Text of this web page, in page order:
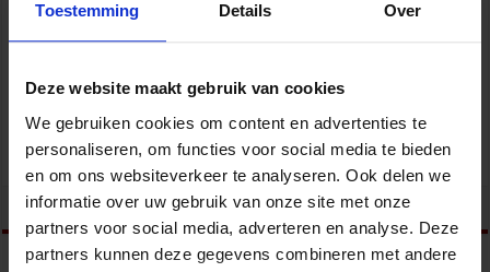
Toestemming Details Over
Deze website maakt gebruik van cookies
We gebruiken cookies om content en advertenties te
personaliseren, om functies voor social media te bieden
en om ons websiteverkeer te analyseren. Ook delen we
informatie over uw gebruik van onze site met onze
partners voor social media, adverteren en analyse. Deze
partners kunnen deze gegevens combineren met andere
Programma Management voor overheid en non-profit
Overheid
tweet